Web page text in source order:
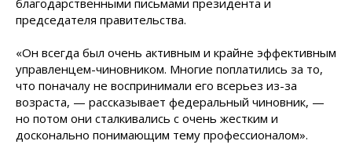
благодарственными письмами президента и
председателя правительства.
«Он всегда был очень активным и крайне эффективным
управленцем-чиновником. Многие поплатились за то,
что поначалу не воспринимали его всерьез из-за
возраста, — рассказывает федеральный чиновник, —
но потом они сталкивались с очень жестким и
досконально понимающим тему профессионалом».